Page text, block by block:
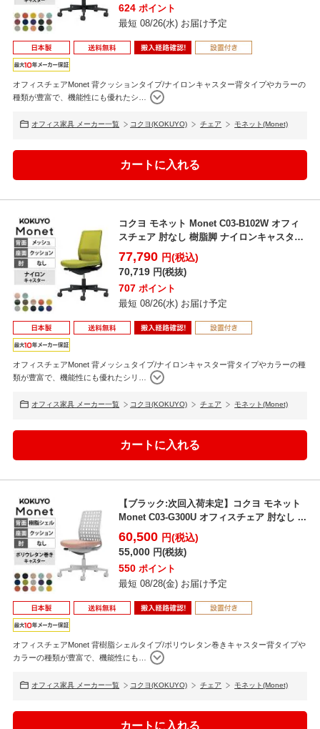
オートフィット・シンクロロッキング
ロッキング時に背もたれと座面が連動する際のスムーズなフィット感
ロッキング反力・簡易調節機能
も幅広く対応するための5段階の簡易調節機能を搭載。
624 ポイント
最短 08/26(水) お届け予定
オフィスチェアMonet 背クッションタイプ/ナイロンキャスター背タイプやカラーの
種類が豊富で、機能性にも優れたシ
オフィス家具 メーカー一覧 コクヨ(KOKUYO) チェア モネット(Monet)
コクヨ モネット Monet C03-B102W オフィ
スチェア 肘なし 樹脂脚 ナイロンキャスタ
ー...
77,790 円(税込)
70,719 円(税抜)
707 ポイント
最短 08/26(水) お届け予定
オフィスチェアMonet 背メッシュタイプ/ナイロンキャスター背タイプやカラーの種
類が豊富で、機能性にも優れたシリ
オフィス家具 メーカー一覧 コクヨ(KOKUYO) チェア モネット(Monet)
【ブラック:次回入荷未定】コクヨ モネット
Monet C03-G300U オフィスチェア 肘なし ...
60,500 円(税込)
55,000 円(税抜)
550 ポイント
最短 08/28(金) お届け予定
オフィスチェアMonet 背樹脂シェルタイプ/ポリウレタン巻きキャスター背タイプや
カラーの種類が豊富で、機能性にも
オフィス家具 メーカー一覧 コクヨ(KOKUYO) チェア モネット(Monet)